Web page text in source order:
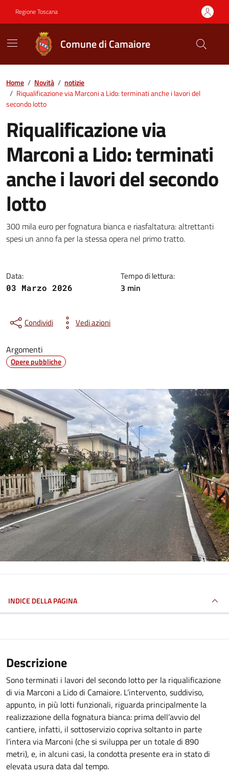
Regione Toscana
Comune di Camaiore
Contenuti in evidenza
Home / Novità / notizie
/ Riqualificazione via Marconi a Lido: terminati anche i lavori del
secondo lotto
Riqualificazione via
Marconi a Lido: terminati
anche i lavori del secondo
lotto
Dettagli della notizia
300 mila euro per fognatura bianca e riasfaltatura: altrettanti
spesi un anno fa per la stessa opera nel primo tratto.
Data:
03 Marzo 2026
Tempo di lettura:
3 min
Condividi Vedi azioni
Argomenti
Opere pubbliche
INDICE DELLA PAGINA
Descrizione
Sono terminati i lavori del secondo lotto per la riqualificazione
di via Marconi a Lido di Camaiore. L’intervento, suddiviso,
appunto, in più lotti funzionali, riguarda principalmente la
realizzazione della fognatura bianca: prima dell’avvio del
cantiere, infatti, il sottoservizio copriva soltanto in parte
l’intera via Marconi (che si sviluppa per un totale di 890
metri), e, in alcuni casi, la condotta presente era in stato di
elevata usura data dal tempo.